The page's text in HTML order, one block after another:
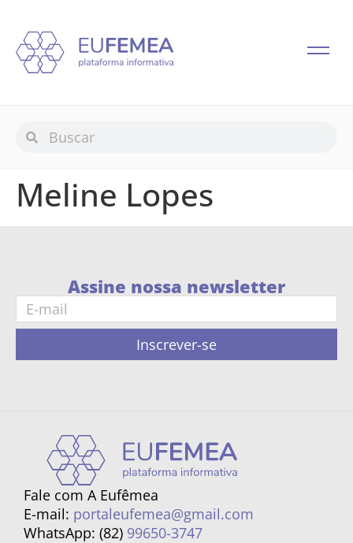
Meline Lopes
Assine nossa newsletter
Inscrever-se
Fale com A Eufêmea
E-mail: portaleufemea@gmail.com
WhatsApp: (82) 99650-3747